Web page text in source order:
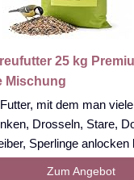
25 kg
Mischung
mit dem man
Drosseln, Stare,
Sperlinge anlocken
Zum Angebot